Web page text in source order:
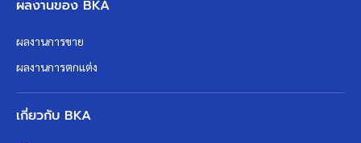
ผลงานของ BKA
ผลงานการขาย
ผลงานการตกแต่ง
เกี่ยวกับ BKA